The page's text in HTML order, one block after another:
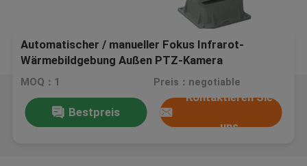
Automatischer / manueller Fokus Infrarot-
Wärmebildgebung Außen PTZ-Kamera
Langstrecke
MOQ：1 Preis：negotiable
Bestpreis
Kontaktieren Sie
uns